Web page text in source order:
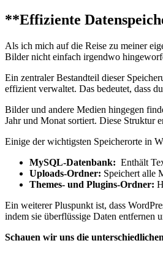
**Effiziente
Als⁢ ich mich auf die ⁣Reise ⁤zu⁢ meiner
Bilder nicht ⁢einfach irgendwo
Ein‍ zentraler Bestandteil dieser⁣
‌effizient⁣ verwaltet. Das bedeutet, dass
Bilder und andere Medien hingegen
Jahr ⁣und Monat sortiert.⁤ Diese ⁣Struktur
Einige der wichtigsten⁢ Speicherorte⁤ in‍
MySQL-Datenbank:
Enthält
Uploads-Ordner: ⁤Speichert alle
Themes- und Plugins-Ordner:
Ein weiterer⁤ Pluspunkt ist, dass
indem sie überflüssige Daten entfernen
Schauen wir‌ uns die